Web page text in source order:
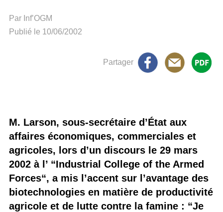
Par Inf’OGM
Publié le 10/06/2002
Partager
M. Larson, sous-secrétaire d’État aux
affaires économiques, commerciales et
agricoles, lors d’un discours le 29 mars
2002 à l’ “Industrial College of the Armed
Forces“, a mis l’accent sur l’avantage des
biotechnologies en matière de productivité
agricole et de lutte contre la famine : “Je